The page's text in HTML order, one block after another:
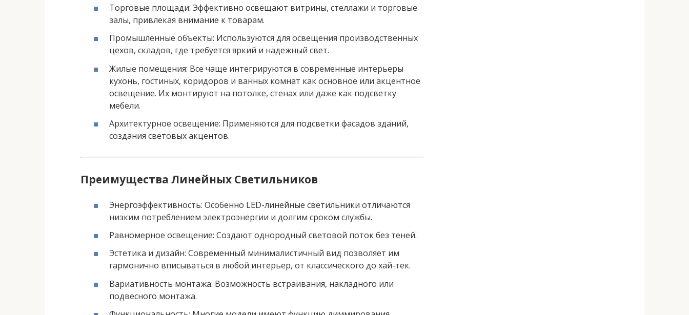
Торговые площади: Эффективно освещают витрины, стеллажи и торговые
залы, привлекая внимание к товарам.
Промышленные объекты: Используются для освещения производственных
цехов, складов, где требуется яркий и надежный свет.
Жилые помещения: Все чаще интегрируются в современные интерьеры
кухонь, гостиных, коридоров и ванных комнат как основное или акцентное
освещение. Их монтируют на потолке, стенах или даже как подсветку
мебели.
Архитектурное освещение: Применяются для подсветки фасадов зданий,
создания световых акцентов.
Преимущества Линейных Светильников
Энергоэффективность: Особенно LED-линейные светильники отличаются
низким потреблением электроэнергии и долгим сроком службы.
Равномерное освещение: Создают однородный световой поток без теней.
Эстетика и дизайн: Современный минималистичный вид позволяет им
гармонично вписываться в любой интерьер, от классического до хай-тек.
Вариативность монтажа: Возможность встраивания, накладного или
подвесного монтажа.